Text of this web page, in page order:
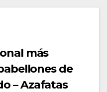
más
de
– Azafatas